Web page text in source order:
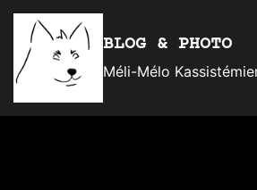
Aller
contenu
BLOG & PHOTO
Méli-Mélo